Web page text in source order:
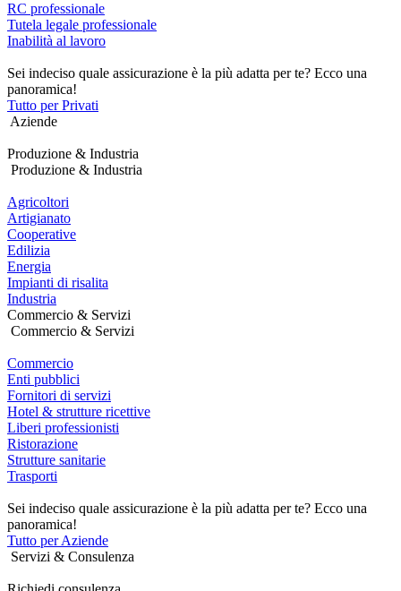
RC professionale
Tutela legale professionale
Inabilità al lavoro
Sei indeciso quale assicurazione è la più adatta per te? Ecco una
panoramica!
Tutto per Privati
Aziende
Produzione & Industria
Produzione & Industria
Agricoltori
Artigianato
Cooperative
Edilizia
Energia
Impianti di risalita
Industria
Commercio & Servizi
Commercio & Servizi
Commercio
Enti pubblici
Fornitori di servizi
Hotel & strutture ricettive
Liberi professionisti
Ristorazione
Strutture sanitarie
Trasporti
Sei indeciso quale assicurazione è la più adatta per te? Ecco una
panoramica!
Tutto per Aziende
Servizi & Consulenza